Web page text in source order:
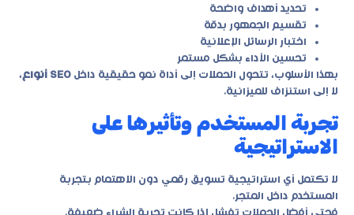
تحديد أهداف واضحة
تقسيم الجمهور بدقة
اختبار الرسائل الإعلانية
تحسين الأداء بشكل مستمر
بهذا الأسلوب، تتحول الحملات إلى أداة نمو حقيقية داخل SEO أنواع
،
لا إلى استنزاف للميزانية.
تجربة المستخدم وتأثيرها على
الاستراتيجية
لا تكتمل أي استراتيجية تسويق رقمي دون الاهتمام بتجربة
المستخدم داخل المتجر.